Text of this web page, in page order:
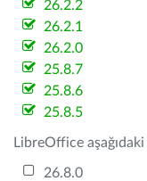
26.2.2
26.2.1
26.2.0
25.8.7
25.8.6
25.8.5
LibreOffice aşağıdaki
26.8.0